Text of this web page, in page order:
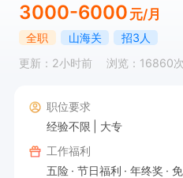
3000-6000 元/月
全职 山海关
招3人
更新：2小时前
浏览：16860次
职位要求
经验不限
大专
工作福利
五险
节日福利 年终奖